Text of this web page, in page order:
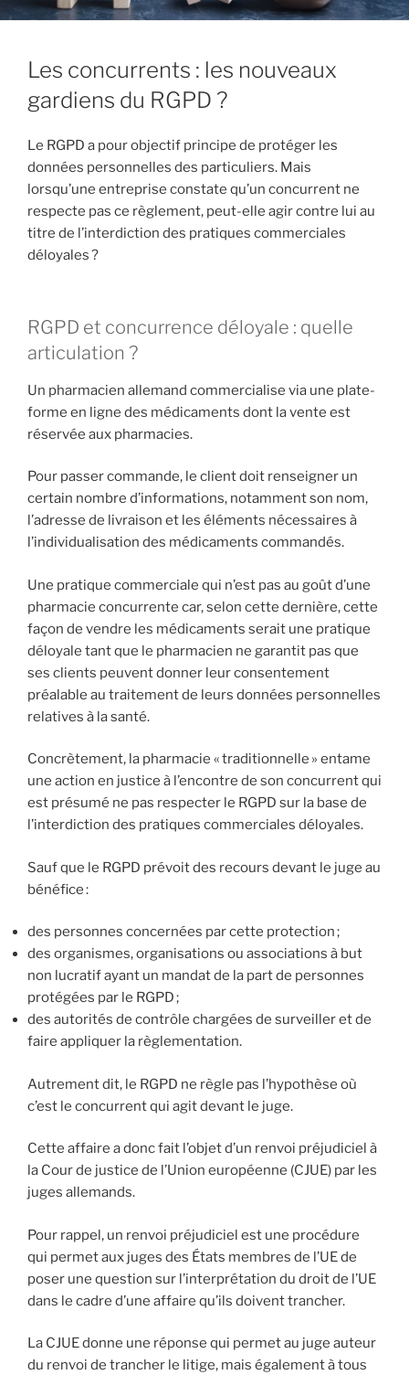
Les concurrents : les nouveaux
gardiens du RGPD ?
Le RGPD a pour objectif principe de protéger les
données personnelles des particuliers. Mais
lorsqu’une entreprise constate qu’un concurrent ne
respecte pas ce règlement, peut-elle agir contre lui au
titre de l’interdiction des pratiques commerciales
déloyales ?
RGPD et concurrence déloyale : quelle
articulation ?
Un pharmacien allemand commercialise via une plate-
forme en ligne des médicaments dont la vente est
réservée aux pharmacies.
Pour passer commande, le client doit renseigner un
certain nombre d’informations, notamment son nom,
l’adresse de livraison et les éléments nécessaires à
l’individualisation des médicaments commandés.
Une pratique commerciale qui n’est pas au goût d’une
pharmacie concurrente car, selon cette dernière, cette
façon de vendre les médicaments serait une pratique
déloyale tant que le pharmacien ne garantit pas que
ses clients peuvent donner leur consentement
préalable au traitement de leurs données personnelles
relatives à la santé.
Concrètement, la pharmacie « traditionnelle » entame
une action en justice à l’encontre de son concurrent qui
est présumé ne pas respecter le RGPD sur la base de
l’interdiction des pratiques commerciales déloyales.
Sauf que le RGPD prévoit des recours devant le juge au
bénéfice :
des personnes concernées par cette protection ;
des organismes, organisations ou associations à but
non lucratif ayant un mandat de la part de personnes
protégées par le RGPD ;
des autorités de contrôle chargées de surveiller et de
faire appliquer la règlementation.
Autrement dit, le RGPD ne règle pas l’hypothèse où
c’est le concurrent qui agit devant le juge.
Cette affaire a donc fait l’objet d’un renvoi préjudiciel à
la Cour de justice de l’Union européenne (CJUE) par les
juges allemands.
Pour rappel, un renvoi préjudiciel est une procédure
qui permet aux juges des États membres de l’UE de
poser une question sur l’interprétation du droit de l’UE
dans le cadre d’une affaire qu’ils doivent trancher.
La CJUE donne une réponse qui permet au juge auteur
du renvoi de trancher le litige, mais également à tous